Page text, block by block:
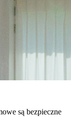
są bezpieczne